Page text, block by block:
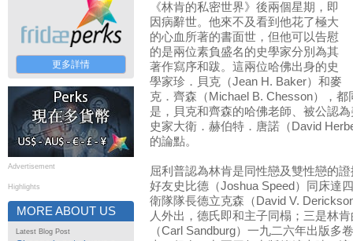
更多詳情
Advertisement
Highlights
MORE ABOUT US
Latest Blog Post
《林肯的私密世界》後兩個星期，即
因病辭世。他來不及看到他花了極大
的心血所著的書面世，但他可以告慰
的是兩位素負盛名的史學家分別為其
著作寫序和跋。這兩位哈佛出身的史
學家珍．貝克（Jean H. Baker）和麥
克．齊森（Michael B. Chesson），
是，貝克和齊森的哈佛老師、被公認
史家大衛．赫伯特．唐諾（David
的論點。
屈利普認為林肯是同性戀及雙性戀的
好友史比德（Joshua Speed）同床達
衛隊隊長德立克森（David V.
人外出，德氏即和主子同榻；三是林
（Carl Sandburg）一九二六年出版多